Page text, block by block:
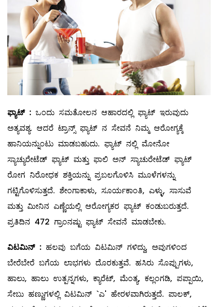
ಫ್ಯಾಟ್‌ : ಒಂದು ಸಮತೋಲನ ಆಹಾರದಲ್ಲಿ ಫ್ಯಾಟ್‌ ಇರುವುದು
ಅತ್ಯವಶ್ಯ. ಆದರೆ ಟ್ರಾನ್ಸ್ ಫ್ಯಾಟ್‌ ನ ಸೇವನೆ ನಿಮ್ಮ ಆರೋಗ್ಯಕ್ಕೆ
ಹಾನಿಯನ್ನುಂಟು ಮಾಡಬಹುದು. ಫ್ಯಾಟ್‌ ನಲ್ಲಿ ಮೋನೋ
ಸ್ಯಾಚ್ಯುರೇಟೆಡ್‌ ಫ್ಯಾಟ್‌ ಮತ್ತು ಫಾಲಿ ಅನ್ ಸ್ಯಾಚುರೇಟೆಡ್‌ ಫ್ಯಾಟ್‌
ರೋಗ ನಿರೋಧಕ ಶಕ್ತಿಯನ್ನು ಪ್ರಬಲಗೊಳಿಸಿ ಮೂಳೆಗಳನ್ನು
ಗಟ್ಟಿಗೊಳಿಸುತ್ತದೆ. ಶೇಂಗಾಕಾಳು, ಸೂರ್ಯಕಾಂತಿ, ಎಳ್ಳು, ಸಾಸುವೆ
ಮತ್ತು ಮೀನಿನ ಎಣ್ಣೆಯಲ್ಲಿ ಆರೋಗ್ಯಕರ ಫ್ಯಾಟ್‌ ಕಂಡುಬರುತ್ತದೆ.
ಪ್ರತಿದಿನ 472 ಗ್ರಾಂನಷ್ಟು ಫ್ಯಾಟ್‌ ಸೇವನೆ ಮಾಡಬೇಕು.
ವಿಟಮಿನ್‌ : ಹಲವು ಬಗೆಯ ವಿಟಮಿನ್‌ ಗಳಿದ್ದು, ಅವುಗಳಿಂದ
ಬೇರೆಬೇರೆ ಬಗೆಯ ಲಾಭಗಳು ದೊರಕುತ್ತವೆ. ಹಸಿರು ಸೊಪ್ಪುಗಳು,
ಹಾಲು, ಹಾಲು ಉತ್ಪನ್ನಗಳು, ಕ್ಯಾರೆಟ್‌, ಮೆಂತ್ಯ, ಕಲ್ಲಂಗಡಿ, ಪಪ್ಪಾಯಿ,
ಸೇಬು ಹಣ್ಣುಗಳಲ್ಲಿ ವಿಟಮಿನ್‌ `ಎ' ಹೇರಳವಾಗಿರುತ್ತದೆ. ಪಾಲಕ್‌,